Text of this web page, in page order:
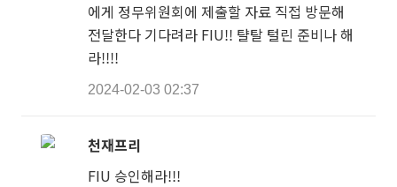
에게 정무위원회에 제출할 자료 직접 방문해
전달한다 기다려라 FIU!! 턀탈 털린 준비나 해
라!!!!
2024-02-03 02:37
천재프리
FIU 승인해라!!!